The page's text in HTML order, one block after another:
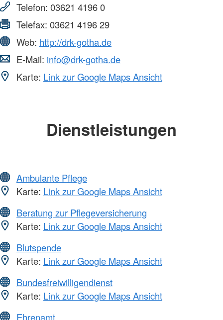
Telefon: 03621 4196 0
Telefax: 03621 4196 29
Web: http://drk-gotha.de
E-Mail: info@drk-gotha.de
Karte: Link zur Google Maps Ansicht
Dienstleistungen
Ambulante Pflege
Karte: Link zur Google Maps Ansicht
Beratung zur Pflegeversicherung
Karte: Link zur Google Maps Ansicht
Blutspende
Karte: Link zur Google Maps Ansicht
Bundesfreiwilligendienst
Karte: Link zur Google Maps Ansicht
Ehrenamt